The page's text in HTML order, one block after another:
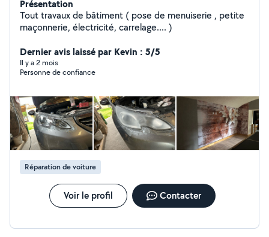
Présentation
Tout travaux de bâtiment ( pose de menuiserie , petite
maçonnerie, électricité, carrelage.... )
Dernier avis laissé par Kevin : 5/5
Il y a 2 mois
Personne de confiance
Réparation de voiture
Voir le profil Contacter